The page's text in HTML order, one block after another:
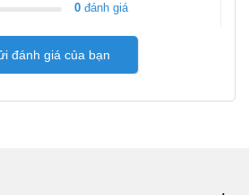
0 đánh giá
đánh giá của bạn